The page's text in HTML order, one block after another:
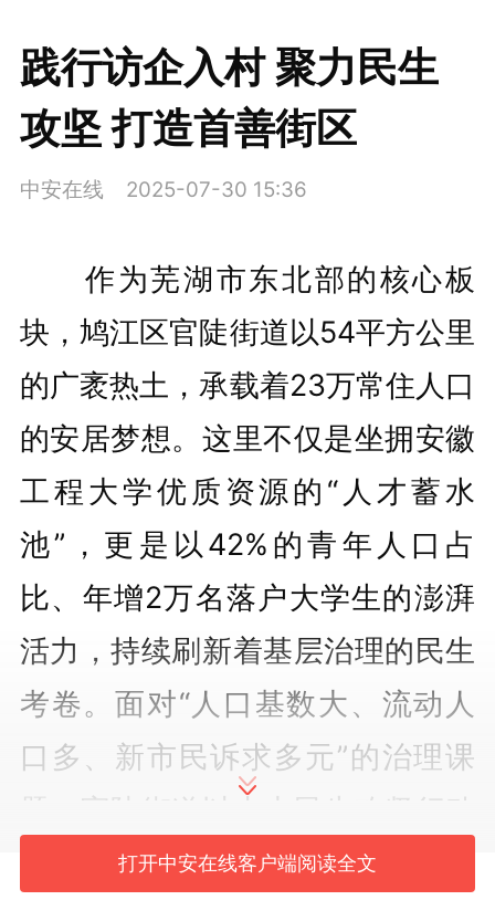
践行访企入村 聚力民生
攻坚 打造首善街区
中安在线 2025-07-30 15:36
作为芜湖市东北部的核心板
块，鸠江区官陡街道以54平方公里
的广袤热土，承载着23万常住人口
的安居梦想。这里不仅是坐拥安徽
工程大学优质资源的“人才蓄水
池”，更是以42%的青年人口占
比、年增2万名落户大学生的澎湃
活力，持续刷新着基层治理的民生
考卷。面对“人口基数大、流动人
口多、新市民诉求多元”的治理课
题，官陡街道以十大民生攻坚行动
为突破口，创新开展“开门教育”实
打开中安在线客户端阅读全文